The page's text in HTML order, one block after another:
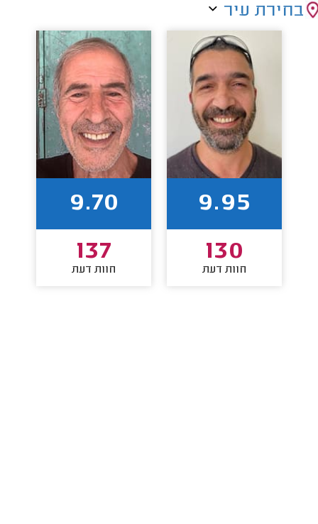
בחירת עיר
9.95
130
חוות דעת
9.70
137
חוות דעת